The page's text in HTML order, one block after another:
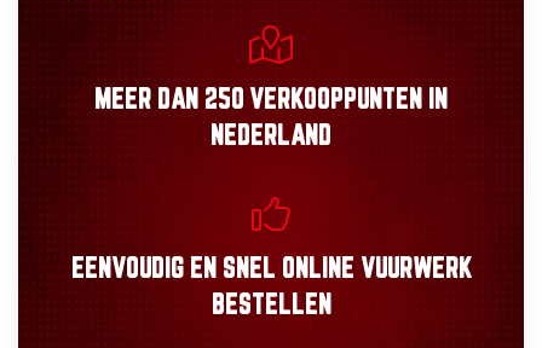
MEER DAN 250 VERKOOPPUNTEN
IN
NEDERLAND
EENVOUDIGEN SNEL ONLINE VUURWERK
BESTELLEN